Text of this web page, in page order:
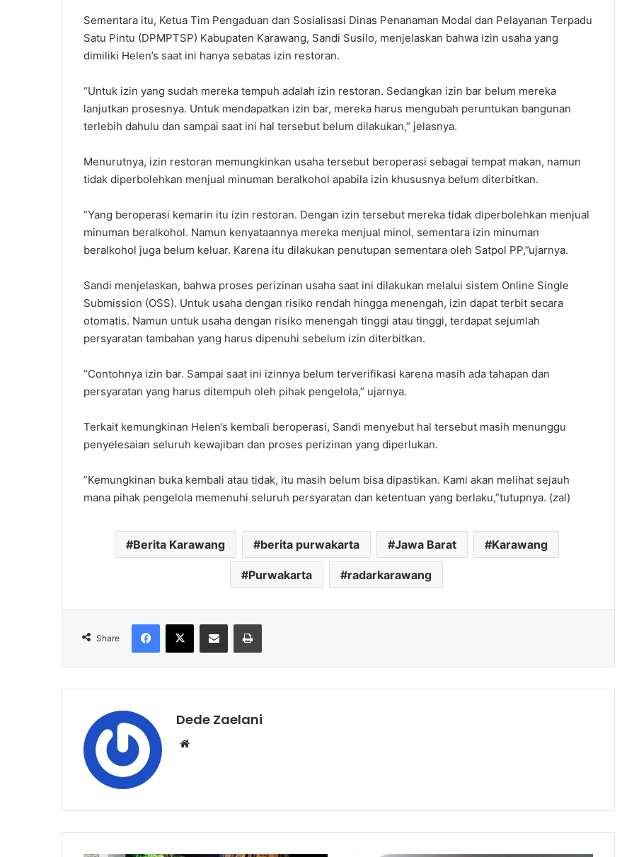
‎Sementara itu, Ketua Tim Pengaduan dan Sosialisasi Dinas Penanaman Modal dan Pelayanan Terpadu
Satu Pintu (DPMPTSP) Kabupaten Karawang, Sandi Susilo, menjelaskan bahwa izin usaha yang
dimiliki Helen’s saat ini hanya sebatas izin restoran.
“Untuk izin yang sudah mereka tempuh adalah izin restoran. Sedangkan izin bar belum mereka
lanjutkan prosesnya. Untuk mendapatkan izin bar, mereka harus mengubah peruntukan bangunan
terlebih dahulu dan sampai saat ini hal tersebut belum dilakukan,” jelasnya.‎
‎Menurutnya, izin restoran memungkinkan usaha tersebut beroperasi sebagai tempat makan, namun
tidak diperbolehkan menjual minuman beralkohol apabila izin khususnya belum diterbitkan. ‎
“Yang beroperasi kemarin itu izin restoran. Dengan izin tersebut mereka tidak diperbolehkan menjual
minuman beralkohol. Namun kenyataannya mereka menjual minol, sementara izin minuman
beralkohol juga belum keluar. Karena itu dilakukan penutupan sementara oleh Satpol PP,”ujarnya.
‎‎Sandi menjelaskan, bahwa proses perizinan usaha saat ini dilakukan melalui sistem Online Single
Submission (OSS). Untuk usaha dengan risiko rendah hingga menengah, izin dapat terbit secara
otomatis. Namun untuk usaha dengan risiko menengah tinggi atau tinggi, terdapat sejumlah
persyaratan tambahan yang harus dipenuhi sebelum izin diterbitkan. ‎
“Contohnya izin bar. Sampai saat ini izinnya belum terverifikasi karena masih ada tahapan dan
persyaratan yang harus ditempuh oleh pihak pengelola,” ujarnya.
‎‎Terkait kemungkinan Helen’s kembali beroperasi, Sandi menyebut hal tersebut masih menunggu
penyelesaian seluruh kewajiban dan proses perizinan yang diperlukan.
‎”Kemungkinan buka kembali atau tidak, itu masih belum bisa dipastikan. Kami akan melihat sejauh
mana pihak pengelola memenuhi seluruh persyaratan dan ketentuan yang berlaku,”tutupnya. (zal)
Berita Karawang berita purwakarta Jawa Barat Karawang
Purwakarta radarkarawang
Share
Facebook
X Share via Email Print
Dede Zaelani